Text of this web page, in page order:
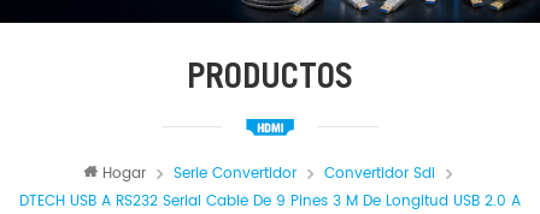
PRODUCTOS
Hogar Serie Convertidor
Convertidor Sdi
DTECH USB A RS232 Serial Cable De 9 Pines 3 M De Longitud USB 2.0 A